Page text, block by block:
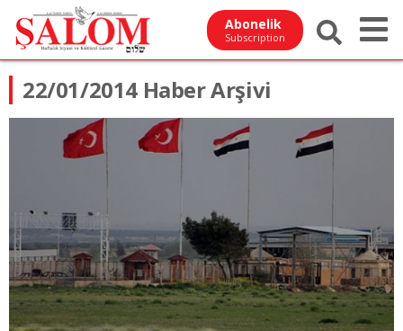
Abonelik
Subscription
22/01/2014 Haber Arşivi